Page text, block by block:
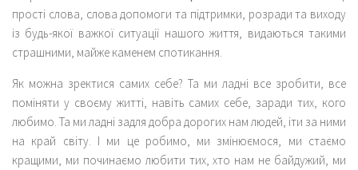
прості слова, слова допомоги та підтримки, розради та виходу
із будь-якої важкої ситуації нашого життя, видаються такими
страшними, майже каменем спотикання.
Як можна зректися самих себе? Та ми ладні все зробити, все
поміняти у своєму житті, навіть самих себе, заради тих, кого
любимо. Та ми ладні задля добра дорогих нам людей, іти за ними
на край світу. І ми це робимо, ми змінюємося, ми стаємо
кращими, ми починаємо любити тих, хто нам не байдужий, ми